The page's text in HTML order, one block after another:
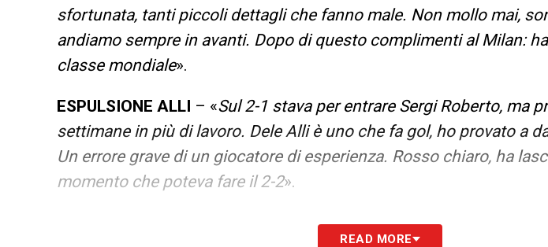
sfortunata, tanti piccoli dettagli che fanno male. Non mollo mai,
andiamo sempre in avanti. Dopo di questo complimenti al Milan:
classe mondiale».
ESPULSIONE ALLI – «Sul 2-1 stava per entrare Sergi Roberto, ma
settimane in più di lavoro. Dele Alli è uno che fa gol, ho provato a
Un errore grave di un giocatore di esperienza. Rosso chiaro, ha
momento che poteva fare il 2-2».
LA PLAYLIST DELLE NOSTRE TOP NEWSREAD MORE